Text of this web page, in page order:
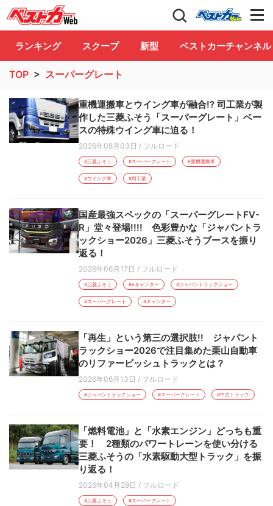
自動車情報誌「ベストカー」 Club
ランキング スクープ 新型 ベストカーチャンネル
TOP > スーパーグレート
重機運搬車とウイング車が融合!? 司工業が製
作した三菱ふそう「スーパーグレート」ベー
スの特殊ウイング車に迫る！
2026年08月03日 / フルロード
#三菱ふそう #スーパーグレート #重機運搬車
#ウイング車 #司工業
国産最強スペックの「スーパーグレートFV-
R」堂々登場!!!! 色彩豊かな「ジャパントラ
ックショー2026」三菱ふそうブースを振り
返る！
2026年06月17日 / フルロード
#三菱ふそう #eキャンター #ジャパントラックショー
#スーパーグレート #キャンター
「再生」という第三の選択肢!! ジャパント
ラックショー2026で注目集めた栗山自動車
のリファービッシュトラックとは？
2026年06月13日 / フルロード
#ジャパントラックショー #スーパーグレート #中古トラック
「燃料電池」と「水素エンジン」どっちも重
要！ 2種類のパワートレーンを使い分ける
三菱ふそうの「水素駆動大型トラック」を振
り返る！
2026年04月29日 / フルロード
#三菱ふそう #スーパーグレート